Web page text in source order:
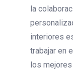
la
interiores
trabajar en
los